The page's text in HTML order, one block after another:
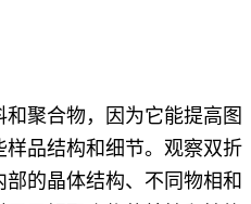
聚合物，因为它能提高图
品结构和细节。观察双折
的晶体结构、不同物相和